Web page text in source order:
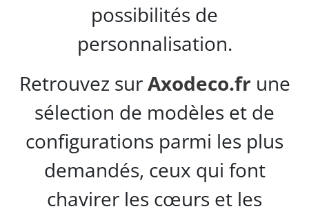
possibilités de
personnalisation.
Retrouvez surAxodeco.fr une
sélection de modèles et de
configurations parmi les plus
demandés, ceux qui font
chavirer les cœurs et les